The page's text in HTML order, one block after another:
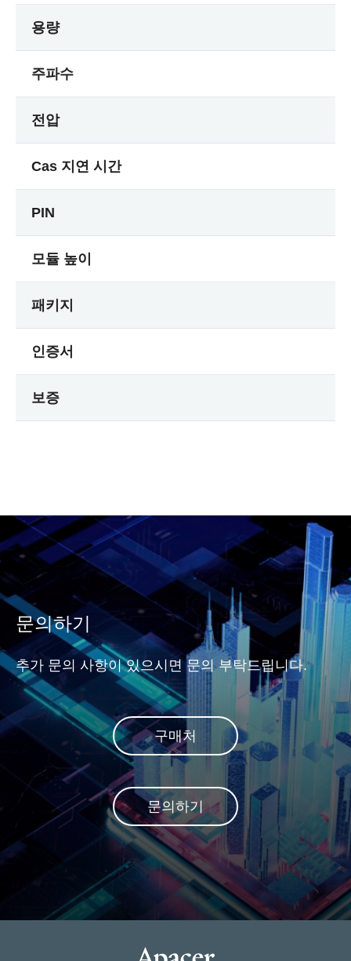
용량
주파수
전압
Cas 지연 시간
PIN
모듈 높이
패키지
인증서
보증
문의하기
추가 문의 사항이 있으시면 문의 부탁드립니다.
구매처
문의하기